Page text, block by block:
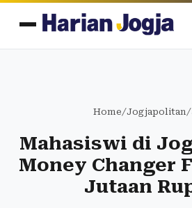
Home/Jogjapolitan/
Mahasiswi di
Money Changer
Jutaan